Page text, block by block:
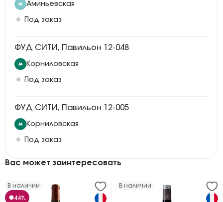
Аминьевская
Под заказ
ФУД СИТИ, Павильон 12-048
Корниловская
Под заказ
ФУД СИТИ, Павильон 12-005
Корниловская
Под заказ
Вас может заинтересовать
В наличии
44%
В наличии